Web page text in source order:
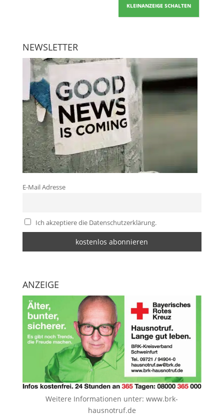
KLEINANZEIGE SCHALTEN
NEWSLETTER
E-Mail Adresse
Ich akzeptiere die Datenschutzerklärung.
ANZEIGE
Weitere Informationen unter:www.brk-
hausnotruf.de